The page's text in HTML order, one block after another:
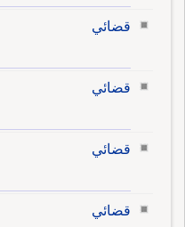
قضائي
قضائي
قضائي
قضائي